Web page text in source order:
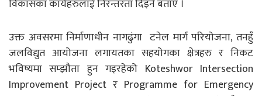
विकासका कार्यहरुलाई निरन्तरता दिइने बताए ।
उक्त अवसरमा निर्माणाधीन नागढुंगा टनेल मार्ग परियोजना, तनहुँ
जलविद्युत आयोजना लगायतका सहयोगका क्षेत्रहरु र निकट
भविष्यमा सम्झौता हुन गइरहेको Koteshwor Intersection
Improvement Project र Programme for Emergency